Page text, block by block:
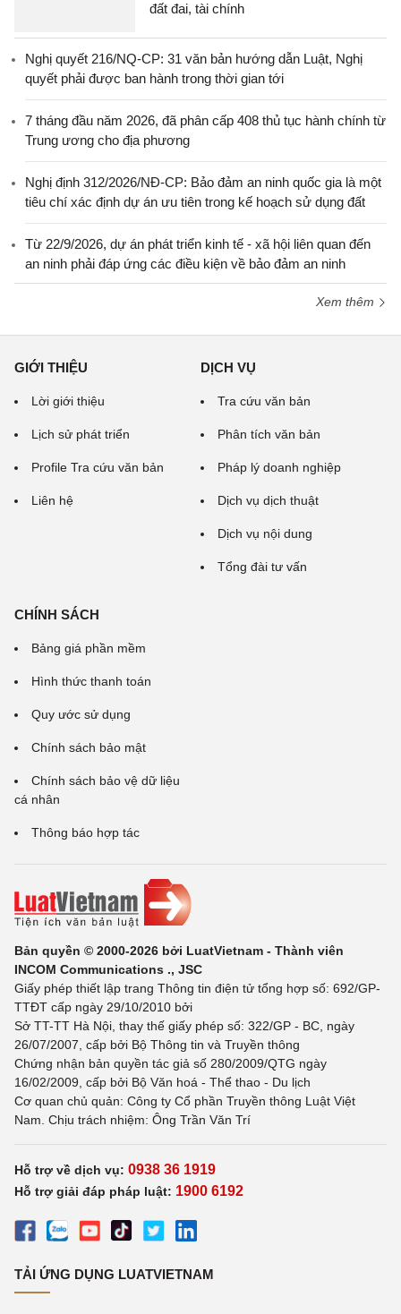
đất đai, tài chính
Nghị quyết 216/NQ-CP: 31 văn bản hướng dẫn Luật, Nghị
quyết phải được ban hành trong thời gian tới
7 tháng đầu năm 2026, đã phân cấp 408 thủ tục hành chính từ
Trung ương cho địa phương
Nghị định 312/2026/NĐ-CP: Bảo đảm an ninh quốc gia là một
tiêu chí xác định dự án ưu tiên trong kế hoạch sử dụng đất
Từ 22/9/2026, dự án phát triển kinh tế - xã hội liên quan đến
an ninh phải đáp ứng các điều kiện về bảo đảm an ninh
Xem thêm
GIỚI THIỆU
Lời giới thiệu
Lịch sử phát triển
Profile Tra cứu văn bản
Liên hệ
DỊCH VỤ
Tra cứu văn bản
Phân tích văn bản
Pháp lý doanh nghiệp
Dịch vụ dịch thuật
Dịch vụ nội dung
Tổng đài tư vấn
CHÍNH SÁCH
Bảng giá phần mềm
Hình thức thanh toán
Quy ước sử dụng
Chính sách bảo mật
Chính sách bảo vệ dữ liệu
cá nhân
Thông báo hợp tác
Bản quyền © 2000-2026 bởi LuatVietnam - Thành viên
INCOM Communications ., JSC
Giấy phép thiết lập trang Thông tin điện tử tổng hợp số: 692/GP-
TTĐT cấp ngày 29/10/2010 bởi
Sở TT-TT Hà Nội, thay thế giấy phép số: 322/GP - BC, ngày
26/07/2007, cấp bởi Bộ Thông tin và Truyền thông
Chứng nhận bản quyền tác giả số 280/2009/QTG ngày
16/02/2009, cấp bởi Bộ Văn hoá - Thể thao - Du lịch
Cơ quan chủ quản: Công ty Cổ phần Truyền thông Luật Việt
Nam. Chịu trách nhiệm: Ông Trần Văn Trí
Hỗ trợ về dịch vụ: 0938 36 1919
Hỗ trợ giải đáp pháp luật: 1900 6192
TẢI ỨNG DỤNG LUATVIETNAM